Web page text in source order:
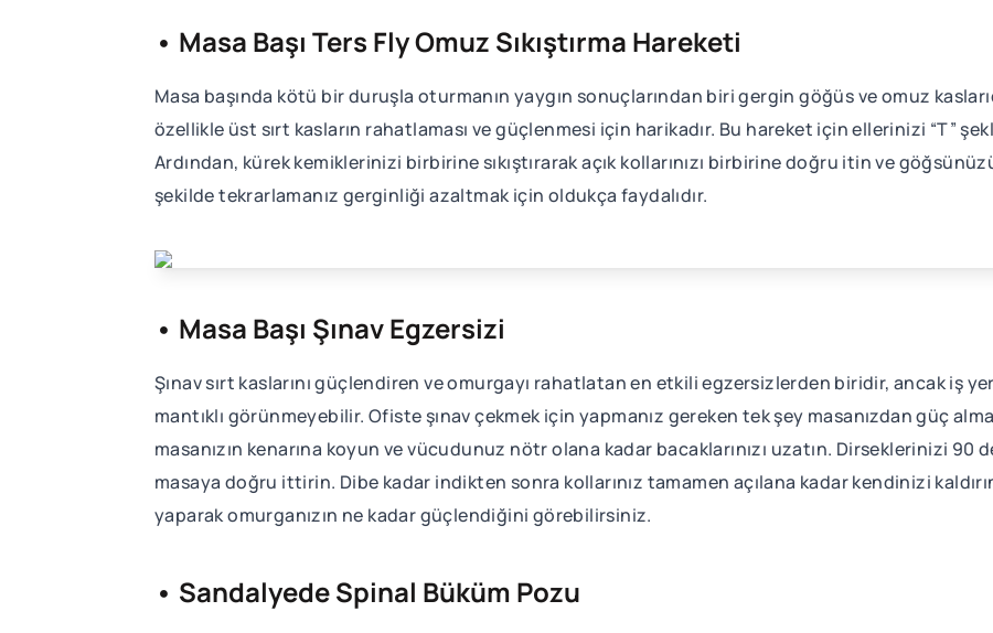
• Masa Başı Ters Fly Omuz Sıkıştırma Hareketi
Masa başında kötü bir duruşla oturmanın yaygın sonuçlarından biri gergin göğüs ve omuz
özellikle üst sırt kasların rahatlaması ve güçlenmesi için harikadır. Bu hareket için ellerinizi “T”
Ardından, kürek kemiklerinizi birbirine sıkıştırarak açık kollarınızı birbirine doğru itin ve
şekilde tekrarlamanız gerginliği azaltmak için oldukça faydalıdır.
• Masa Başı Şınav Egzersizi
Şınav sırt kaslarını güçlendiren ve omurgayı rahatlatan en etkili egzersizlerden biridir, ancak iş
mantıklı görünmeyebilir. Ofiste şınav çekmek için yapmanız gereken tek şey masanızdan güç
masanızın kenarına koyun ve vücudunuz nötr olana kadar bacaklarınızı uzatın. Dirseklerinizi 90
masaya doğru ittirin. Dibe kadar indikten sonra kollarınız tamamen açılana kadar kendinizi
yaparak omurganızın ne kadar güçlendiğini görebilirsiniz.
• Sandalyede Spinal Büküm Pozu